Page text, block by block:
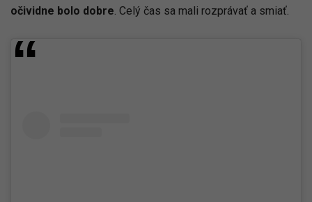
očividne bolo dobre. Celý čas sa mali rozprávať a smiať.